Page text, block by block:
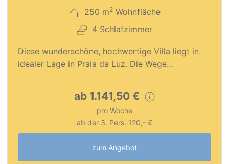
250 m2Wohnfläche
4 Schlafzimmer
Diese wunderschöne, hochwertige Villa liegt in
idealer Lage in Praia da Luz. Die Wege…
ab 1.141,50 €
pro Woche
ab der 3. Pers. 120,- €
zum Angebot